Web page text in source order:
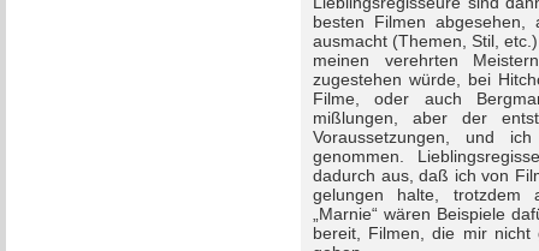
besten Filmen
ausmacht (Themen, Stil,
meinen verehrten
zugestehen würde, bei
Filme, oder auch
mißlungen, aber der
Voraussetzungen, und
genommen.
dadurch aus, daß ich von
gelungen halte, trotzdem
„Marnie“ wären Beispiele
bereit, Filmen, die mir nicht